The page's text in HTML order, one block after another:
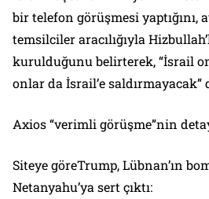
bir telefon görüşmesi yaptığını,
temsilciler aracılığıyla
kurulduğunu belirterek, “İsrail
onlar da İsrail’e saldırmayacak”
Axios “verimli görüşme”nin
Siteye göreTrump, Lübnan’ın
Netanyahu’ya sert çıktı: